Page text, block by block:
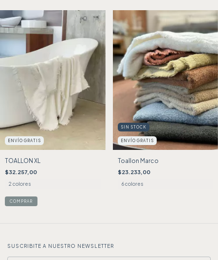
ENVÍO GRATIS
TOALLON XL
$32.257,00
2 colores
COMPRAR
SIN STOCK
ENVÍO GRATIS
Toallon Marco
$23.233,00
6 colores
SUSCRIBITE A NUESTRO NEWSLETTER